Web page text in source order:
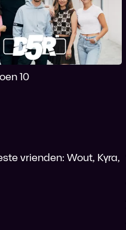
10
vrienden: Wout, Kyra,